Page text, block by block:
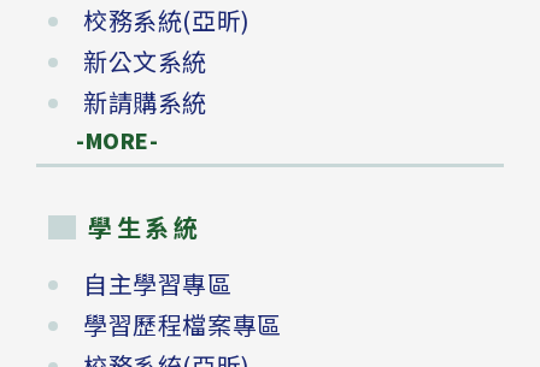
校務系統(亞昕)
新公文系統
新請購系統
-MORE-
學生系統
自主學習專區
學習歷程檔案專區